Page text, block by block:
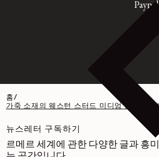
Paypal
홈/
뉴스레터 구독하기
르메르 세계에 관한 다양한 글과 흥